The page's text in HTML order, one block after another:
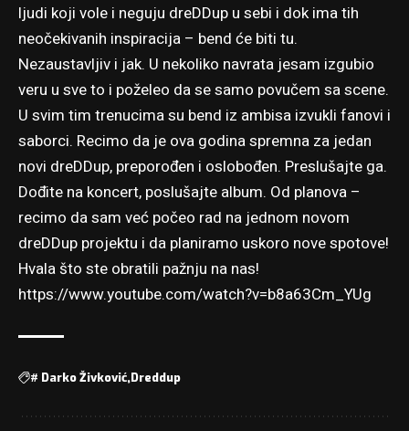
ljudi koji vole i neguju dreDDup u sebi i dok ima tih
neočekivanih inspiracija – bend će biti tu.
Nezaustavljiv i jak. U nekoliko navrata jesam izgubio
veru u sve to i poželeo da se samo povučem sa scene.
U svim tim trenucima su bend iz ambisa izvukli fanovi i
saborci. Recimo da je ova godina spremna za jedan
novi dreDDup, preporođen i oslobođen. Preslušajte ga.
Dođite na koncert, poslušajte album. Od planova –
recimo da sam već počeo rad na jednom novom
dreDDup projektu i da planiramo uskoro nove spotove!
Hvala što ste obratili pažnju na nas!
https://www.youtube.com/watch?v=b8a63Cm_YUg
# Darko Živković Dreddup